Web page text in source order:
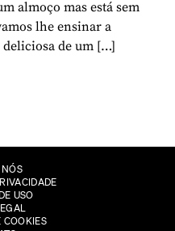
almoço mas está sem
lhe ensinar a
de um […]
USO
COOKIES